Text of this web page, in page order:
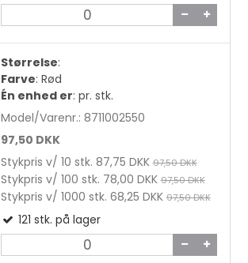
Størrelse:
Farve: Rød
Én enhed er: pr. stk.
Model/Varenr.: 8711002550
97,50 DKK
Stykpris v/ 10 stk. 87,75 DKK 97,50 DKK
Stykpris v/ 100 stk. 78,00 DKK 97,50 DKK
Stykpris v/ 1000 stk. 68,25 DKK 97,50 DKK
121 stk. på lager